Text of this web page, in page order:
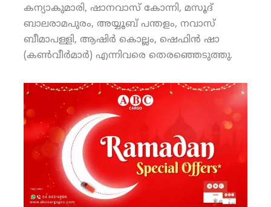
കന്യാകുമാരി, ഷാനവാസ് കോന്നി, മസൂദ്
ബാലരാമപുരം, അയ്യൂബ് പന്തളം, നവാസ്
ബീമാപള്ളി, ആഷിര്‍ കൊല്ലം, ഷെഫിന്‍ ഷാ
(കണ്‍വീര്‍മാര്‍) എന്നിവരെ തെരഞ്ഞെടുത്തു.